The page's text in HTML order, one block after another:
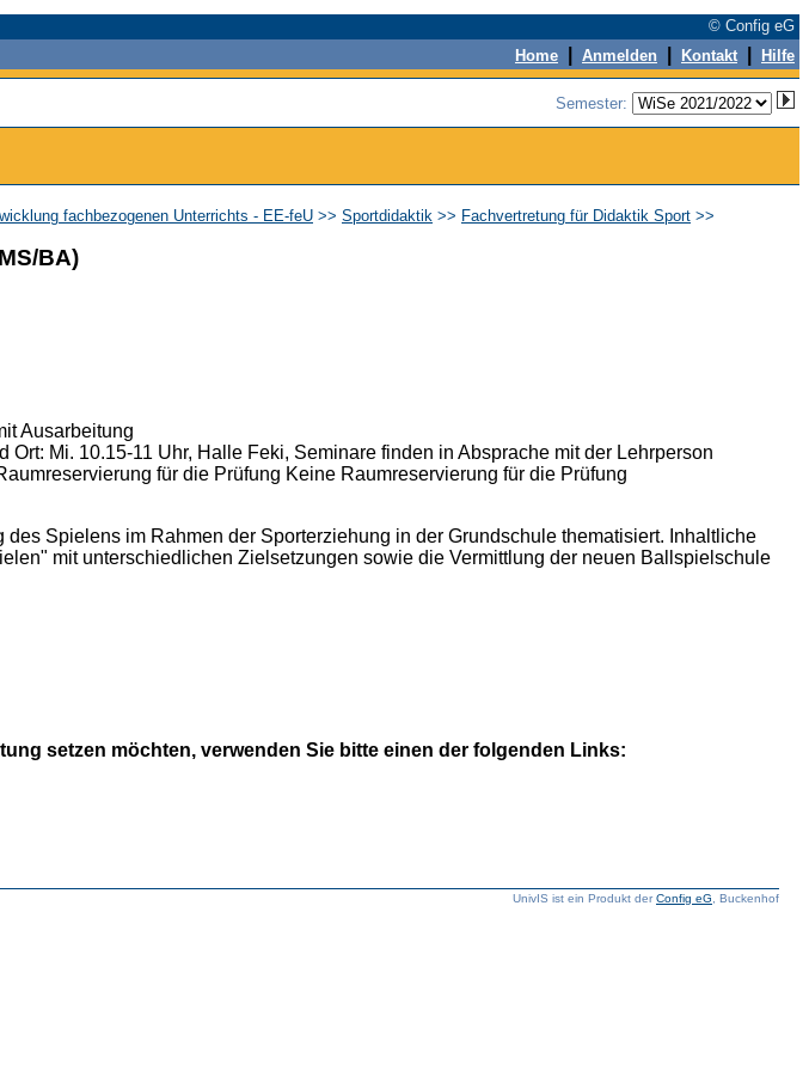
© Config eG
Home Anmelden Kontakt Hilfe
Semester:
fachbezogenen Unterrichts - EE-feU >> Sportdidaktik >> Fachvertretung für Didaktik Sport >>
BA)
Ausarbeitung
Ort: Mi. 10.15-11 Uhr, Halle Feki, Seminare finden in Absprache mit der Lehrperson
für die Prüfung Keine Raumreservierung für die Prüfung
Spielens im Rahmen der Sporterziehung in der Grundschule thematisiert. Inhaltliche
mit unterschiedlichen Zielsetzungen sowie die Vermittlung der neuen Ballspielschule
setzen möchten, verwenden Sie bitte einen der folgenden Links:
UnivIS ist ein Produkt derConfig eG , Buckenhof